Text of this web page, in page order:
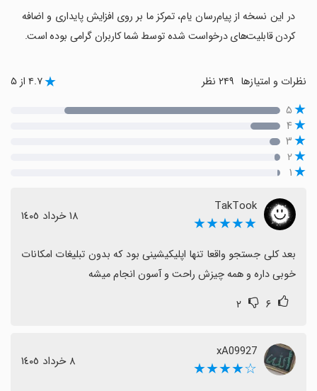
در این نسخه از پیام‌رسان یام، تمرکز ما بر روی افزایش پایداری و اضافه
کردن قابلیت‌های درخواست شده توسط شما کاربران گرامی بوده است.
نظرات و امتیازها ۴.۷ از ۵
۵
۴
۳
۲
۱
TakTook
★★★★★ ١٨ خرداد ١٤٠٥
خوبی داره و همه چیزش راحت و آسون انجام میشه
۶ ۲
xA09927
☆★★★★ ٨ خرداد ١٤٠٥